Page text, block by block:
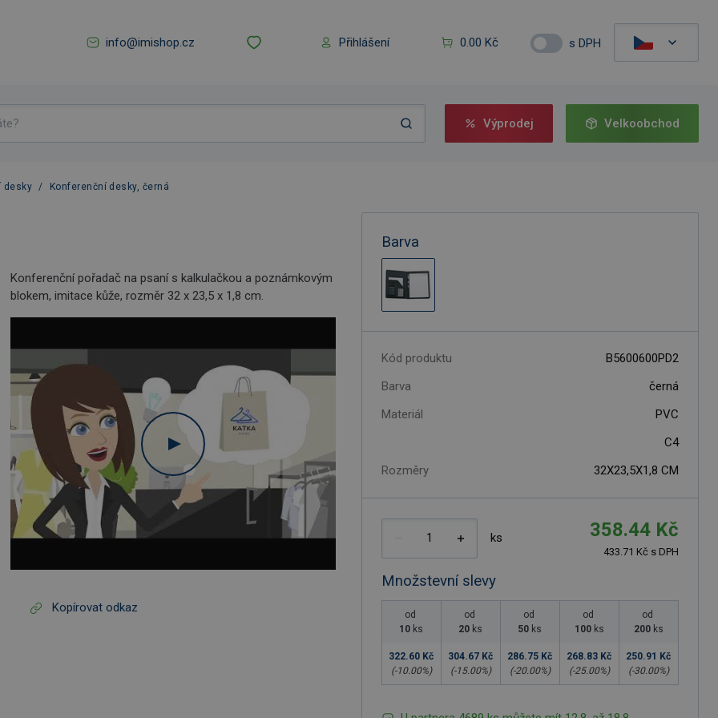
info@imishop.cz Přihlášení 0.00 Kč s DPH
Výprodej Velkoobchod
desky / Konferenční desky, černá
Konferenční pořadač na psaní s kalkulačkou a poznámkovým
blokem, imitace kůže, rozměr 32 x 23,5 x 1,8 cm.
Kopírovat odkaz
Barva
Kód produktu
B5600600PD2
Barva
černá
Materiál
PVC
C4
Rozměry
32X23,5X1,8 CM
ks 358.44 Kč
433.71 Kč s DPH
Množstevní slevy
od
10 ks
322.60 Kč
(-10.00%)
od
20 ks
304.67 Kč
(-15.00%)
od
50 ks
286.75 Kč
(-20.00%)
od
100 ks
268.83 Kč
(-25.00%)
od
200 ks
250.91 Kč
(-30.00%)